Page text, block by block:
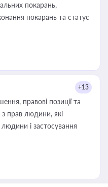
покарань,
покарань та статус
+13
правові позиції та
прав людини, які
і застосування